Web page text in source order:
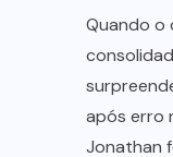
Quando o
após erro
Jonathan